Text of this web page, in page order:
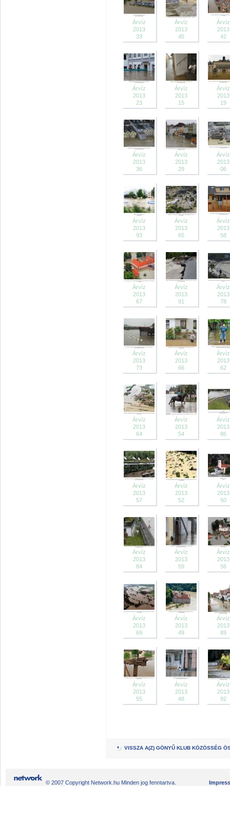
Árvíz
2013
33
Árvíz
2013
45
Árvíz
2013
42
Árvíz
2013
23
Árvíz
2013
15
Árvíz
2013
19
Árvíz
2013
36
Árvíz
2013
29
Árvíz
2013
06
Árvíz
2013
93
Árvíz
2013
65
Árvíz
2013
58
Árvíz
2013
67
Árvíz
2013
91
Árvíz
2013
78
Árvíz
2013
73
Árvíz
2013
66
Árvíz
2013
62
Árvíz
2013
64
Árvíz
2013
54
Árvíz
2013
86
Árvíz
2013
57
Árvíz
2013
52
Árvíz
2013
50
Árvíz
2013
84
Árvíz
2013
59
Árvíz
2013
56
Árvíz
2013
69
Árvíz
2013
49
Árvíz
2013
89
Árvíz
2013
55
Árvíz
2013
48
Árvíz
2013
92
VISSZA A(Z) GÖNYŰ KLUB KÖZÖSSÉG
© 2007 Copyright Network.hu Minden jog fenntartva.